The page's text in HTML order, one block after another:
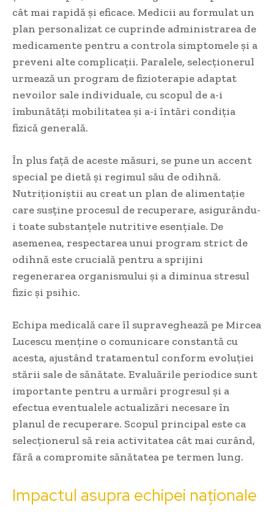
cât mai rapidă și eficace. Medicii au formulat un
plan personalizat ce cuprinde administrarea de
medicamente pentru a controla simptomele și a
preveni alte complicații. Paralele, selecționerul
urmează un program de fizioterapie adaptat
nevoilor sale individuale, cu scopul de a-i
îmbunătăți mobilitatea și a-i întări condiția
fizică generală.
În plus față de aceste măsuri, se pune un accent
special pe dietă și regimul său de odihnă.
Nutriționiștii au creat un plan de alimentație
care susține procesul de recuperare, asigurându-
i toate substanțele nutritive esențiale. De
asemenea, respectarea unui program strict de
odihnă este crucială pentru a sprijini
regenerarea organismului și a diminua stresul
fizic și psihic.
Echipa medicală care îl supraveghează pe Mircea
Lucescu menține o comunicare constantă cu
acesta, ajustând tratamentul conform evoluției
stării sale de sănătate. Evaluările periodice sunt
importante pentru a urmări progresul și a
efectua eventualele actualizări necesare în
planul de recuperare. Scopul principal este ca
selecționerul să reia activitatea cât mai curând,
fără a compromite sănătatea pe termen lung.
Impactul asupra echipei naționale